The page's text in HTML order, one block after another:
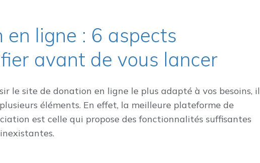
ligne : 6 aspects
avant de vous lancer
le site de donation en ligne le plus adapté à vos besoins, il
éléments. En effet, la meilleure plateforme de
est celle qui propose des fonctionnalités suffisantes